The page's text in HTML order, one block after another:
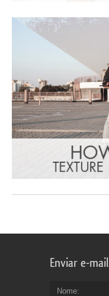
Enviar e-mail
Nome